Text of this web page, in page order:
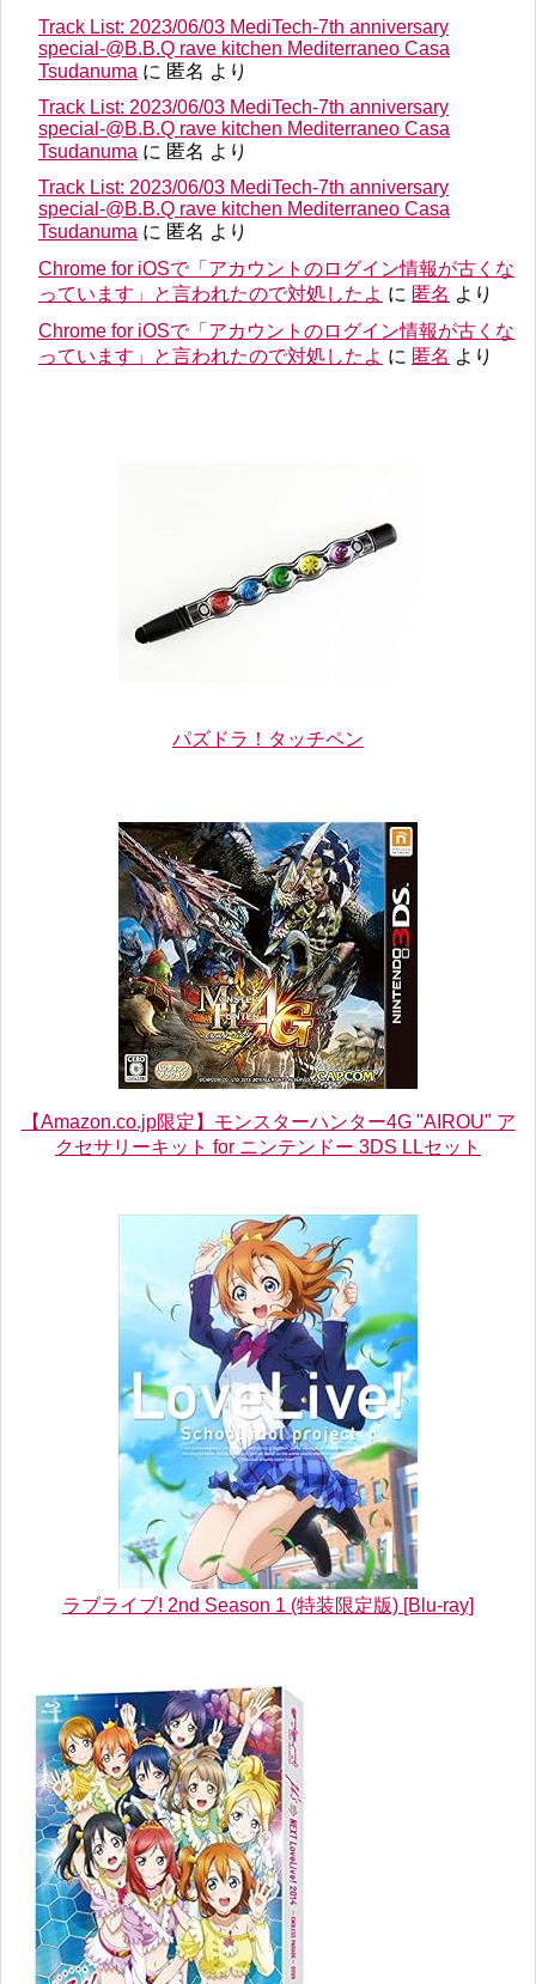
Track List: 2023/06/03 MediTech-7th anniversary
special-@B.B.Q rave kitchen Mediterraneo Casa
Tsudanuma に 匿名 より
Track List: 2023/06/03 MediTech-7th anniversary
special-@B.B.Q rave kitchen Mediterraneo Casa
Tsudanuma に 匿名 より
Track List: 2023/06/03 MediTech-7th anniversary
special-@B.B.Q rave kitchen Mediterraneo Casa
Tsudanuma に 匿名 より
Chrome for iOSで「アカウントのログイン情報が古くな
っています」と言われたので対処したよ に 匿名 より
Chrome for iOSで「アカウントのログイン情報が古くな
っています」と言われたので対処したよ に 匿名 より
パズドラ！タッチペン
【Amazon.co.jp限定】モンスターハンター4G "AIROU" ア
クセサリーキット for ニンテンドー 3DS LLセット
ラブライブ! 2nd Season 1 (特装限定版) [Blu-ray]